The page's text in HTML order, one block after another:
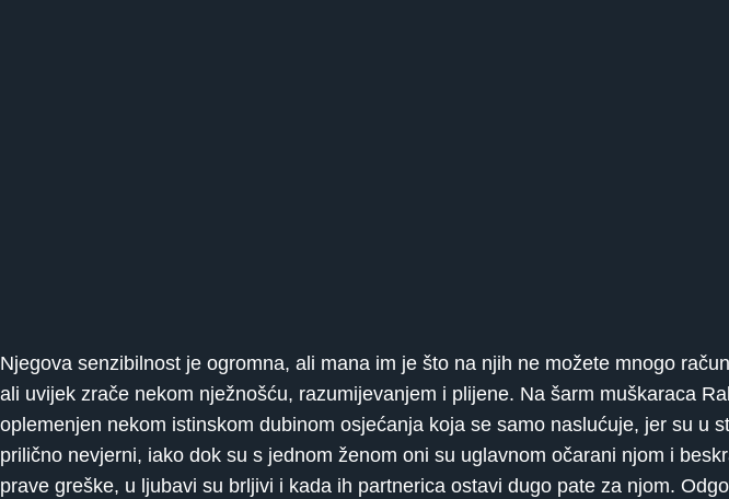
Njegova senzibilnost je ogromna, ali mana im je što na njih ne možete mnogo
ali uvijek zrače nekom nježnošću, razumijevanjem i plijene. Na šarm muškaraca
oplemenjen nekom istinskom dubinom osjećanja koja se samo naslućuje, jer su u
prilično nevjerni, iako dok su s jednom ženom oni su uglavnom očarani njom i
prave greške, u ljubavi su brljivi i kada ih partnerica ostavi dugo pate za njom.